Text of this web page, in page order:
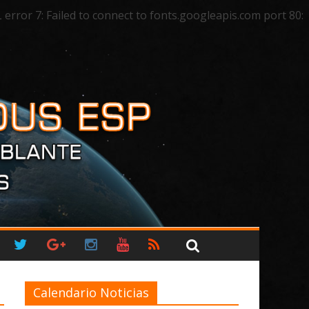
7: Failed to connect to fonts.googleapis.com port 80:
Calendario Noticias